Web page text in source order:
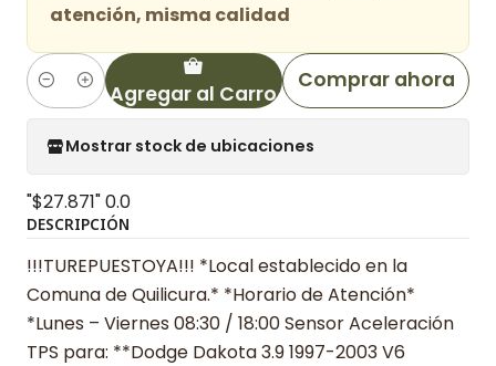
atención, misma calidad
Cantidad Agregar al Carro
Comprar ahora
Mostrar stock de ubicaciones
"$27.871"0.0
DESCRIPCIÓN
!!!TUREPUESTOYA!!! *Local establecido en la
Comuna de Quilicura.* *Horario de Atención*
*Lunes – Viernes 08:30 / 18:00 Sensor Aceleración
TPS para: **Dodge Dakota 3.9 1997-2003 V6